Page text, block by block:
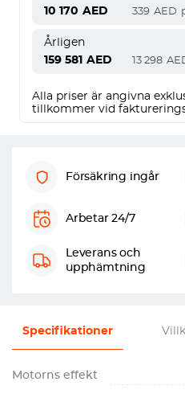
10 170 AED 339 AED
Årligen
159 581 AED 13 298
Alla priser är angivna
tillkommer vid
Försäkring ingår
Arbetar 24/7
Leverans och
upphämtning
Specifikationer
Motorns effekt